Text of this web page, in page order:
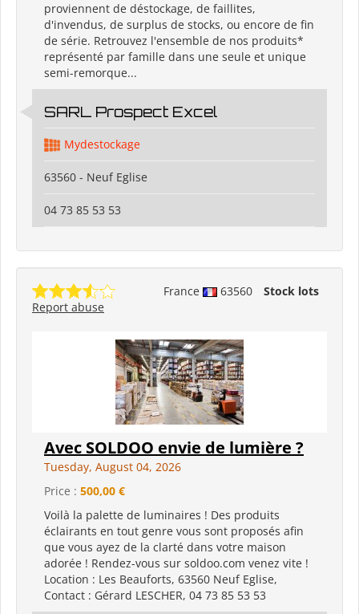
proviennent de déstockage, de faillites,
d'invendus, de surplus de stocks, ou encore de fin
de série. Retrouvez l'ensemble de nos produits*
représenté par famille dans une seule et unique
semi-remorque...
SARL Prospect Excel
Mydestockage
63560 - Neuf Eglise
04 73 85 53 53
France 63560
Stock lots
Report abuse
Avec SOLDOO envie de lumière ?
Tuesday, August 04, 2026
Price : 500,00 €
Voilà la palette de luminaires ! Des produits
éclairants en tout genre vous sont proposés afin
que vous ayez de la clarté dans votre maison
adorée ! Rendez-vous sur soldoo.com venez vite !
Location : Les Beauforts, 63560 Neuf Eglise,
Contact : Gérard LESCHER, 04 73 85 53 53